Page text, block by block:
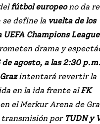
fútbol europeono da
se define la vuelta de los
UEFA Champions League
drama y
agosto, a las 2:30
intentará revertir la
en la ida frente alFK
el Merkur Arena de
por TUDN y